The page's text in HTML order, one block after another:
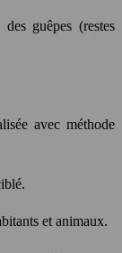
guêpes (restes
avec méthode
et animaux.